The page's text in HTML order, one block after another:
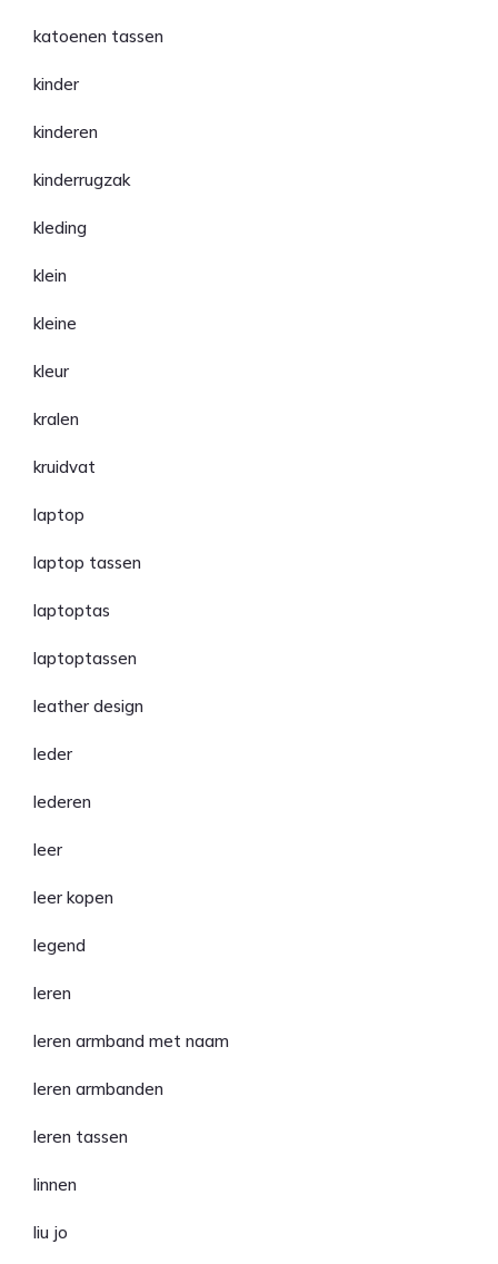
katoenen tassen
kinder
kinderen
kinderrugzak
kleding
klein
kleine
kleur
kralen
kruidvat
laptop
laptop tassen
laptoptas
laptoptassen
leather design
leder
lederen
leer
leer kopen
legend
leren
leren armband met naam
leren armbanden
leren tassen
linnen
liu jo